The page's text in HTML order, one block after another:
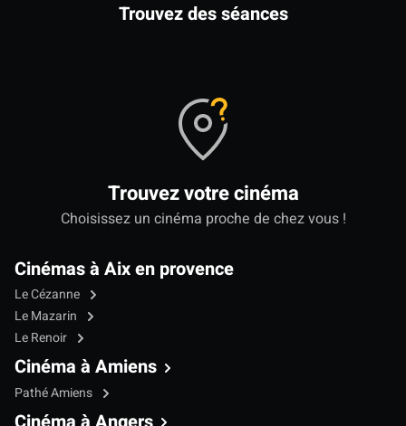
Trouvez des séances
Trouvez votre cinéma
Choisissez un cinéma proche de chez vous !
Cinémas à Aix en provence
Le Cézanne
Le Mazarin
Le Renoir
Cinéma à Amiens
Pathé Amiens